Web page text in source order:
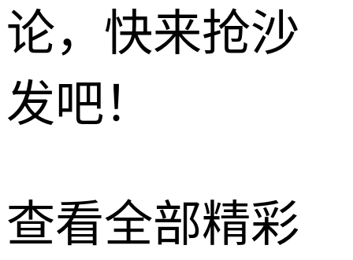
论，快来抢沙
发吧！
查看全部精彩